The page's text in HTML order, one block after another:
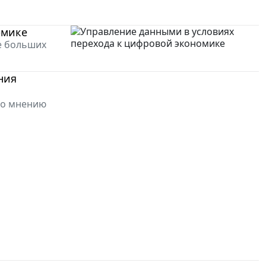
больших
мнению